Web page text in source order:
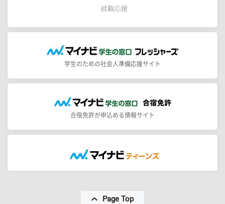
学生のための社会人準備応援サイト
合宿免許が申込める情報サイト
Page Top